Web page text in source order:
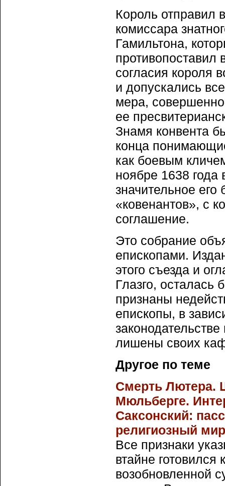
Король отправил
комиссара
Гамильтона,
противопоставил
согласия короля
и допускались
мера,
ее
Знамя конвента
конца
как боевым
ноябре 1638 года
значительное
«ковенантов», с
соглашение.
Это собрание
епископами.
этого съезда и
Глазго, осталась
признаны
епископы, в
лишены своих
Другое по теме
Смерть Лютера.
Мюльберге.
Саксонский:
религиозный
Все признаки
втайне
возобновленной